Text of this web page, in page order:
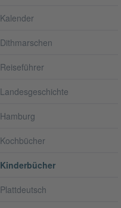
Kalender
Dithmarschen
Reiseführer
Landesgeschichte
Hamburg
Kochbücher
Kinderbücher
Plattdeutsch